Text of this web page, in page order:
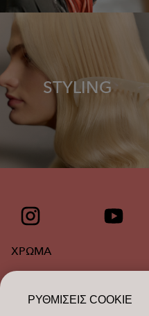
STYLING
ΧΡΩΜΑ
ΡΥΘΜΊΣΕΙΣ COOKIE